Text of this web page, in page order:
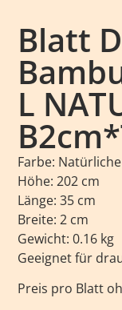
Blatt
L
Farbe: Natürliche
Höhe: 202 cm
Länge: 35 cm
Breite: 2 cm
Gewicht: 0.16 kg
Geeignet für
Preis pro Blatt